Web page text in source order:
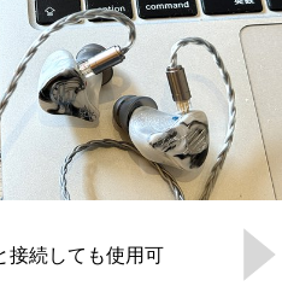
接続しても使用可